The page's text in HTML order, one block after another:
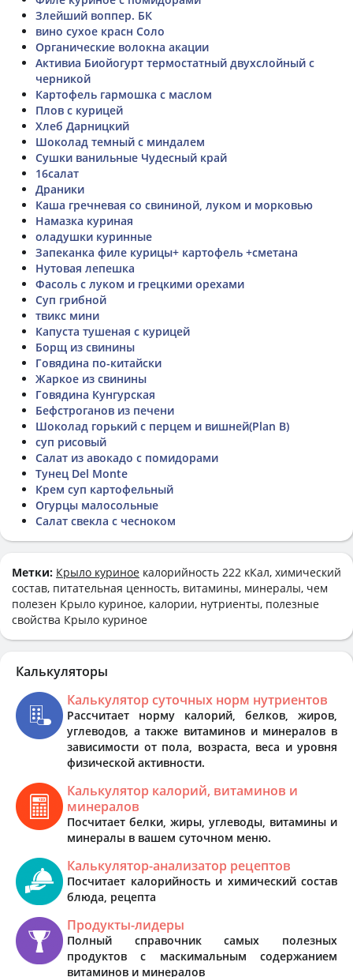
Злейший воппер. БК
вино сухое красн Соло
Органические волокна акации
Активиа Биойогурт термостатный двухслойный с
черникой
Картофель гармошка с маслом
Плов с курицей
Хлеб Дарницкий
Шоколад темный с миндалем
Сушки ванильные Чудесный край
16салат
Драники
Каша гречневая со свининой, луком и морковью
Намазка куриная
оладушки куринные
Запеканка филе курицы+ картофель +сметана
Нутовая лепешка
Фасоль с луком и грецкими орехами
Суп грибной
твикс мини
Капуста тушеная с курицей
Борщ из свинины
Говядина по-китайски
Жаркое из свинины
Говядина Кунгурская
Бефстроганов из печени
Шоколад горький с перцем и вишней(Plan B)
суп рисовый
Салат из авокадо с помидорами
Тунец Del Monte
Крем суп картофельный
Огурцы малосольные
Салат свекла с чесноком
Метки: Крыло куриное калорийность 222 кКал, химический
состав, питательная ценность, витамины, минералы, чем
полезен Крыло куриное, калории, нутриенты, полезные
свойства Крыло куриное
Калькуляторы
Калькулятор суточных норм нутриентов
Рассчитает норму калорий, белков, жиров,
углеводов, а также витаминов и минералов в
зависимости от пола, возраста, веса и уровня
физической активности.
Калькулятор калорий, витаминов и
минералов
Посчитает белки, жиры, углеводы, витамины и
минералы в вашем суточном меню.
Калькулятор-анализатор рецептов
Посчитает калорийность и химический состав
блюда, рецепта
Продукты-лидеры
Полный справочник самых полезных
продуктов с маскимальным содержанием
витаминов и минералов